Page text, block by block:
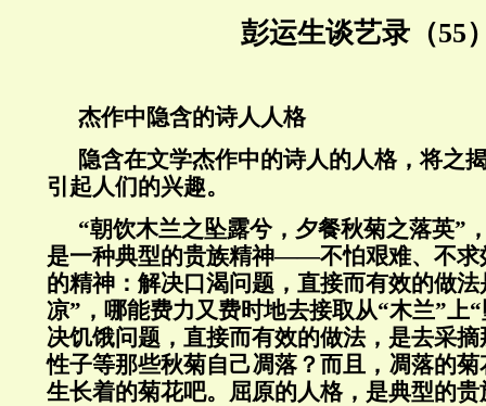
彭运生谈艺录（55
杰作中隐含的诗人人格
隐含在文学杰作中的诗人的人格，将之
引起人们的兴趣。
“朝饮木兰之坠露兮，夕餐秋菊之落英”
是一种典型的贵族精神——不怕艰难、不求
的精神：解决口渴问题，直接而有效的做
凉”，哪能费力又费时地去接取从“木兰”上
决饥饿问题，直接而有效的做法，是去采
性子等那些秋菊自己凋落？而且，凋落的
生长着的菊花吧。屈原的人格，是典型的贵